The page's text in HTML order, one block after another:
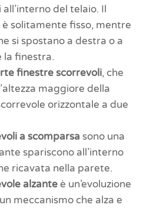
del telaio. Il
solitamente fisso, mentre
si spostano a destra o a
la finestra.
finestre scorrevoli, che
maggiore della
orizzontale a due
a scomparsa sono una
spariscono all’interno
ricavata nella parete.
alzanteè un’evoluzione
meccanismo che alza e